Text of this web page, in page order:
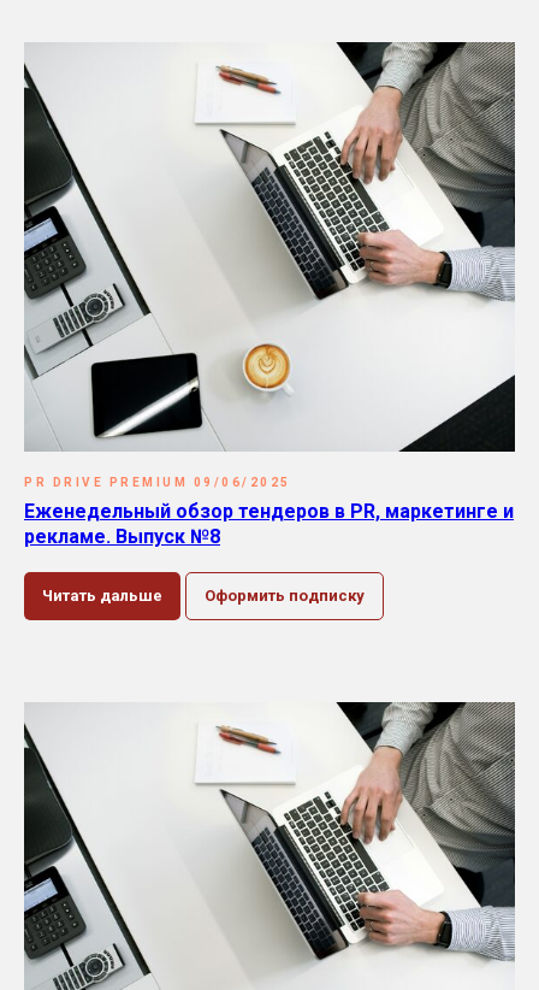
PR DRIVE PREMIUM 09/06/2025
Еженедельный обзор тендеров в PR, маркетинге и
рекламе. Выпуск №8
Читать дальше Оформить подписку